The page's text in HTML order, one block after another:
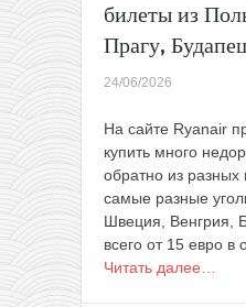
билеты из
Прагу,
24/06/2026
На сайте Ryanair
купить много
обратно из
самые разные
Швеция, Венгрия,
всего от 15 евро в
Читать далее…